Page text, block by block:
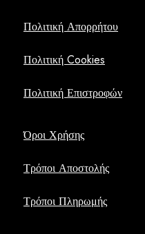
Πολιτική Απορρήτου
Πολιτική Cookies
Πολιτική Επιστροφών
Όροι Χρήσης
Τρόποι Αποστολής
Τρόποι Πληρωμής